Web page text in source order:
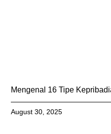
Mengenal 16 Tipe
August 30, 2025